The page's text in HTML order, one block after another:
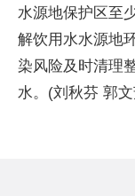
水源地保护区至
解饮用水水源地
染风险及时清理
水。(刘秋芬 郭